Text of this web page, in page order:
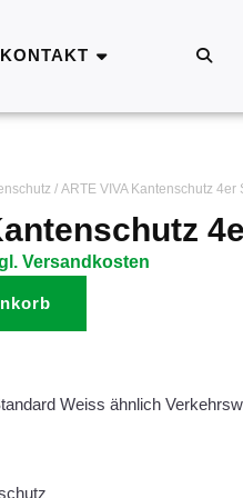
KONTAKT
/ ARTE VIVA Kantenschutz 4er
Versandkosten
Weiss ähnlich